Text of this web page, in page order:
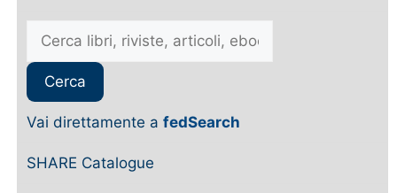
Vai direttamente a fedSearch
SHARE Catalogue